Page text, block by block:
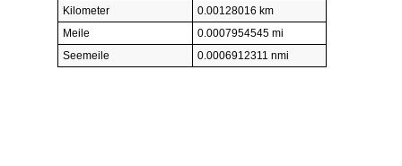
Kilometer
0.00128016 km
Meile
0.0007954545 mi
Seemeile
0.0006912311 nmi